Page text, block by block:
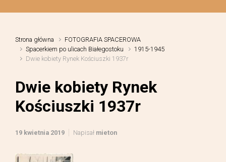
Strona główna
FOTOGRAFIA SPACEROWA
Spacerkiem po ulicach Białegostoku
1915-1945
Dwie kobiety Rynek Kościuszki 1937r
Dwie kobiety Rynek
Kościuszki 1937r
19 kwietnia 2019 Napisał mieton